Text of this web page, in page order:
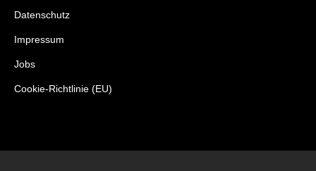
Datenschutz
Impressum
Jobs
Cookie-Richtlinie (EU)